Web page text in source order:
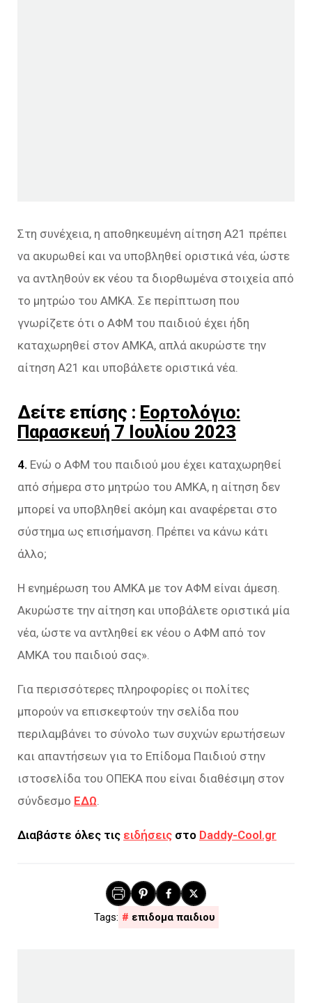
Στη συνέχεια, η αποθηκευμένη αίτηση Α21 πρέπει
να ακυρωθεί και να υποβληθεί οριστικά νέα, ώστε
να αντληθούν εκ νέου τα διορθωμένα στοιχεία από
το μητρώο του ΑΜΚΑ. Σε περίπτωση που
γνωρίζετε ότι ο ΑΦΜ του παιδιού έχει ήδη
καταχωρηθεί στον ΑΜΚΑ, απλά ακυρώστε την
αίτηση Α21 και υποβάλετε οριστικά νέα.
Δείτε επίσης : Εορτολόγιο:
Παρασκευή 7 Ιουλίου 2023
4. Ενώ ο ΑΦΜ του παιδιού μου έχει καταχωρηθεί
από σήμερα στο μητρώο του ΑΜΚΑ, η αίτηση δεν
μπορεί να υποβληθεί ακόμη και αναφέρεται στο
σύστημα ως επισήμανση. Πρέπει να κάνω κάτι
άλλο;
Η ενημέρωση του ΑΜΚΑ με τον ΑΦΜ είναι άμεση.
Ακυρώστε την αίτηση και υποβάλετε οριστικά μία
νέα, ώστε να αντληθεί εκ νέου ο ΑΦΜ από τον
ΑΜΚΑ του παιδιού σας».
Για περισσότερες πληροφορίες οι πολίτες
μπορούν να επισκεφτούν την σελίδα που
περιλαμβάνει το σύνολο των συχνών ερωτήσεων
και απαντήσεων για το Επίδομα Παιδιού στην
ιστοσελίδα του ΟΠΕΚΑ που είναι διαθέσιμη στον
σύνδεσμο ΕΔΩ
Διαβάστε όλες τις ειδήσεις στο Daddy-Cool.gr
επιδομα παιδιου